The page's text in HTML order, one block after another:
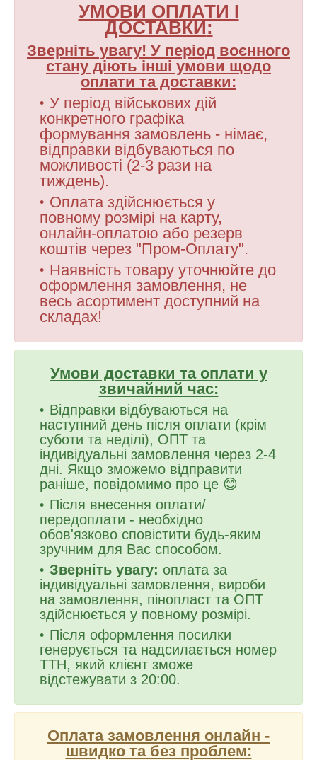
УМОВИ ОПЛАТИ І
ДОСТАВКИ:
Зверніть увагу! У період воєнного
стану діють інші умови щодо
оплати та доставки:
У період військових дій
конкретного графіка
формування замовлень - німає,
відправки відбуваються по
можливості (2-3 рази на
тиждень).
Оплата здійснюється у
повному розмірі на карту,
онлайн-оплатою або резерв
коштів через "Пром-Оплату".
Наявність товару уточнюйте до
оформлення замовлення, не
весь асортимент доступний на
складах!
Умови доставки та оплати у
звичайний час:
Відправки відбуваються на
наступний день після оплати (крім
суботи та неділі), ОПТ та
індивідуальні замовлення через 2-4
дні. Якщо зможемо відправити
раніше, повідомимо про це 😊
Після внесення оплати/
передоплати - необхідно
обов'язково сповістити будь-яким
зручним для Вас способом.
Зверніть увагу: оплата за
індивідуальні замовлення, вироби
на замовлення, пінопласт та ОПТ
здійснюється у повному розмірі.
Після оформлення посилки
генерується та надсилається номер
ТТН, який клієнт зможе
відстежувати з 20:00.
Оплата замовлення онлайн -
швидко та без проблем: